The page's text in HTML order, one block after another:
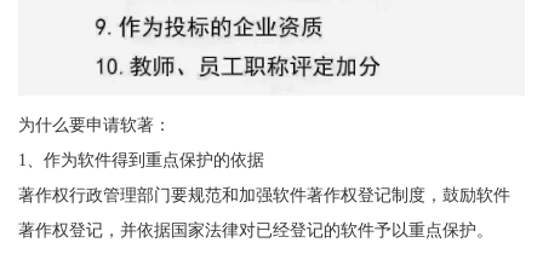
为什么要申请软著：
1、作为软件得到重点保护的依据
著作权行政管理部门要规范和加强软件著作权登记制度，鼓励软件
著作权登记，并依据国家法律对已经登记的软件予以重点保护。